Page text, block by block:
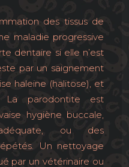
des tissus de
maladie progressive
dentaire si elle n’est
par un saignement
haleine (halitose), et
La parodontite est
hygiène buccale,
ou des
Un nettoyage
par un vétérinaire ou